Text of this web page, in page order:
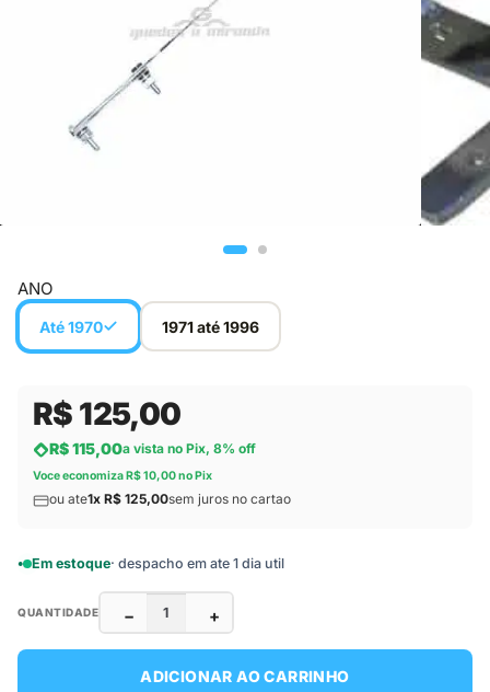
R$ 125,00
R$ 115,00a vista no Pix, 8% off
Voce economiza R$ 10,00 no Pix
ou ate1x R$ 125,00sem juros no cartao
Em estoque· despacho em ate 1 dia util
ANO
Até 1970 1971 até 1996
QUANTIDADE − +
ADICIONAR AO CARRINHO